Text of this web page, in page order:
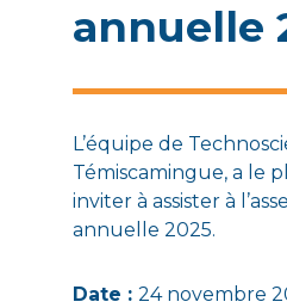
annuelle
L’équipe de
Témiscamingue, a le
inviter à assister à
annuelle 2025.
Date : 24 novembre